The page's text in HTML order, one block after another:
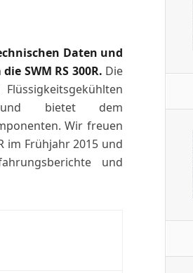
Daten und
SWM RS 300R. Die
und bietet dem
Wir freuen
im Frühjahr 2015 und
und